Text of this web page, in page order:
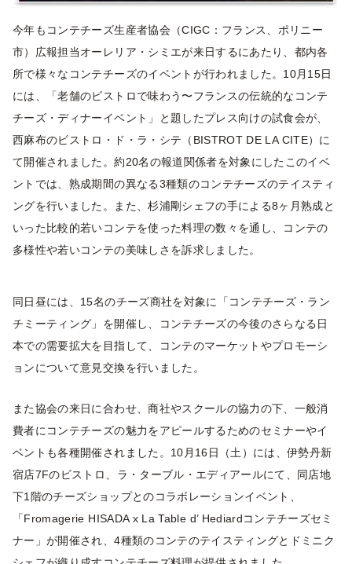
今年もコンテチーズ生産者協会（CIGC：フランス、ポリニー
市）広報担当オーレリア・シミエが来日するにあたり、都内各
所で様々なコンテチーズのイベントが行われました。10月15日
には、「老舗のビストロで味わう〜フランスの伝統的なコンテ
チーズ・ディナーイベント」と題したプレス向けの試食会が、
西麻布のビストロ・ド・ラ・シテ（BISTROT DE LA CITE）に
て開催されました。約20名の報道関係者を対象にしたこのイベ
ントでは、熟成期間の異なる3種類のコンテチーズのテイスティ
ングを行いました。また、杉浦剛シェフの手による8ヶ月熟成と
いった比較的若いコンテを使った料理の数々を通し、コンテの
多様性や若いコンテの美味しさを訴求しました。
同日昼には、15名のチーズ商社を対象に「コンテチーズ・ラン
チミーティング」を開催し、コンテチーズの今後のさらなる日
本での需要拡大を目指して、コンテのマーケットやプロモーシ
ョンについて意見交換を行いました。
また協会の来日に合わせ、商社やスクールの協力の下、一般消
費者にコンテチーズの魅力をアピールするためのセミナーやイ
ベントも各種開催されました。10月16日（土）には、伊勢丹新
宿店7Fのビストロ、ラ・ターブル・エディアールにて、同店地
下1階のチーズショップとのコラボレーションイベント、
「Fromagerie HISADA x La Table d’ Hediardコンテチーズセミ
ナー」が開催され、4種類のコンテのテイスティングとドミニク